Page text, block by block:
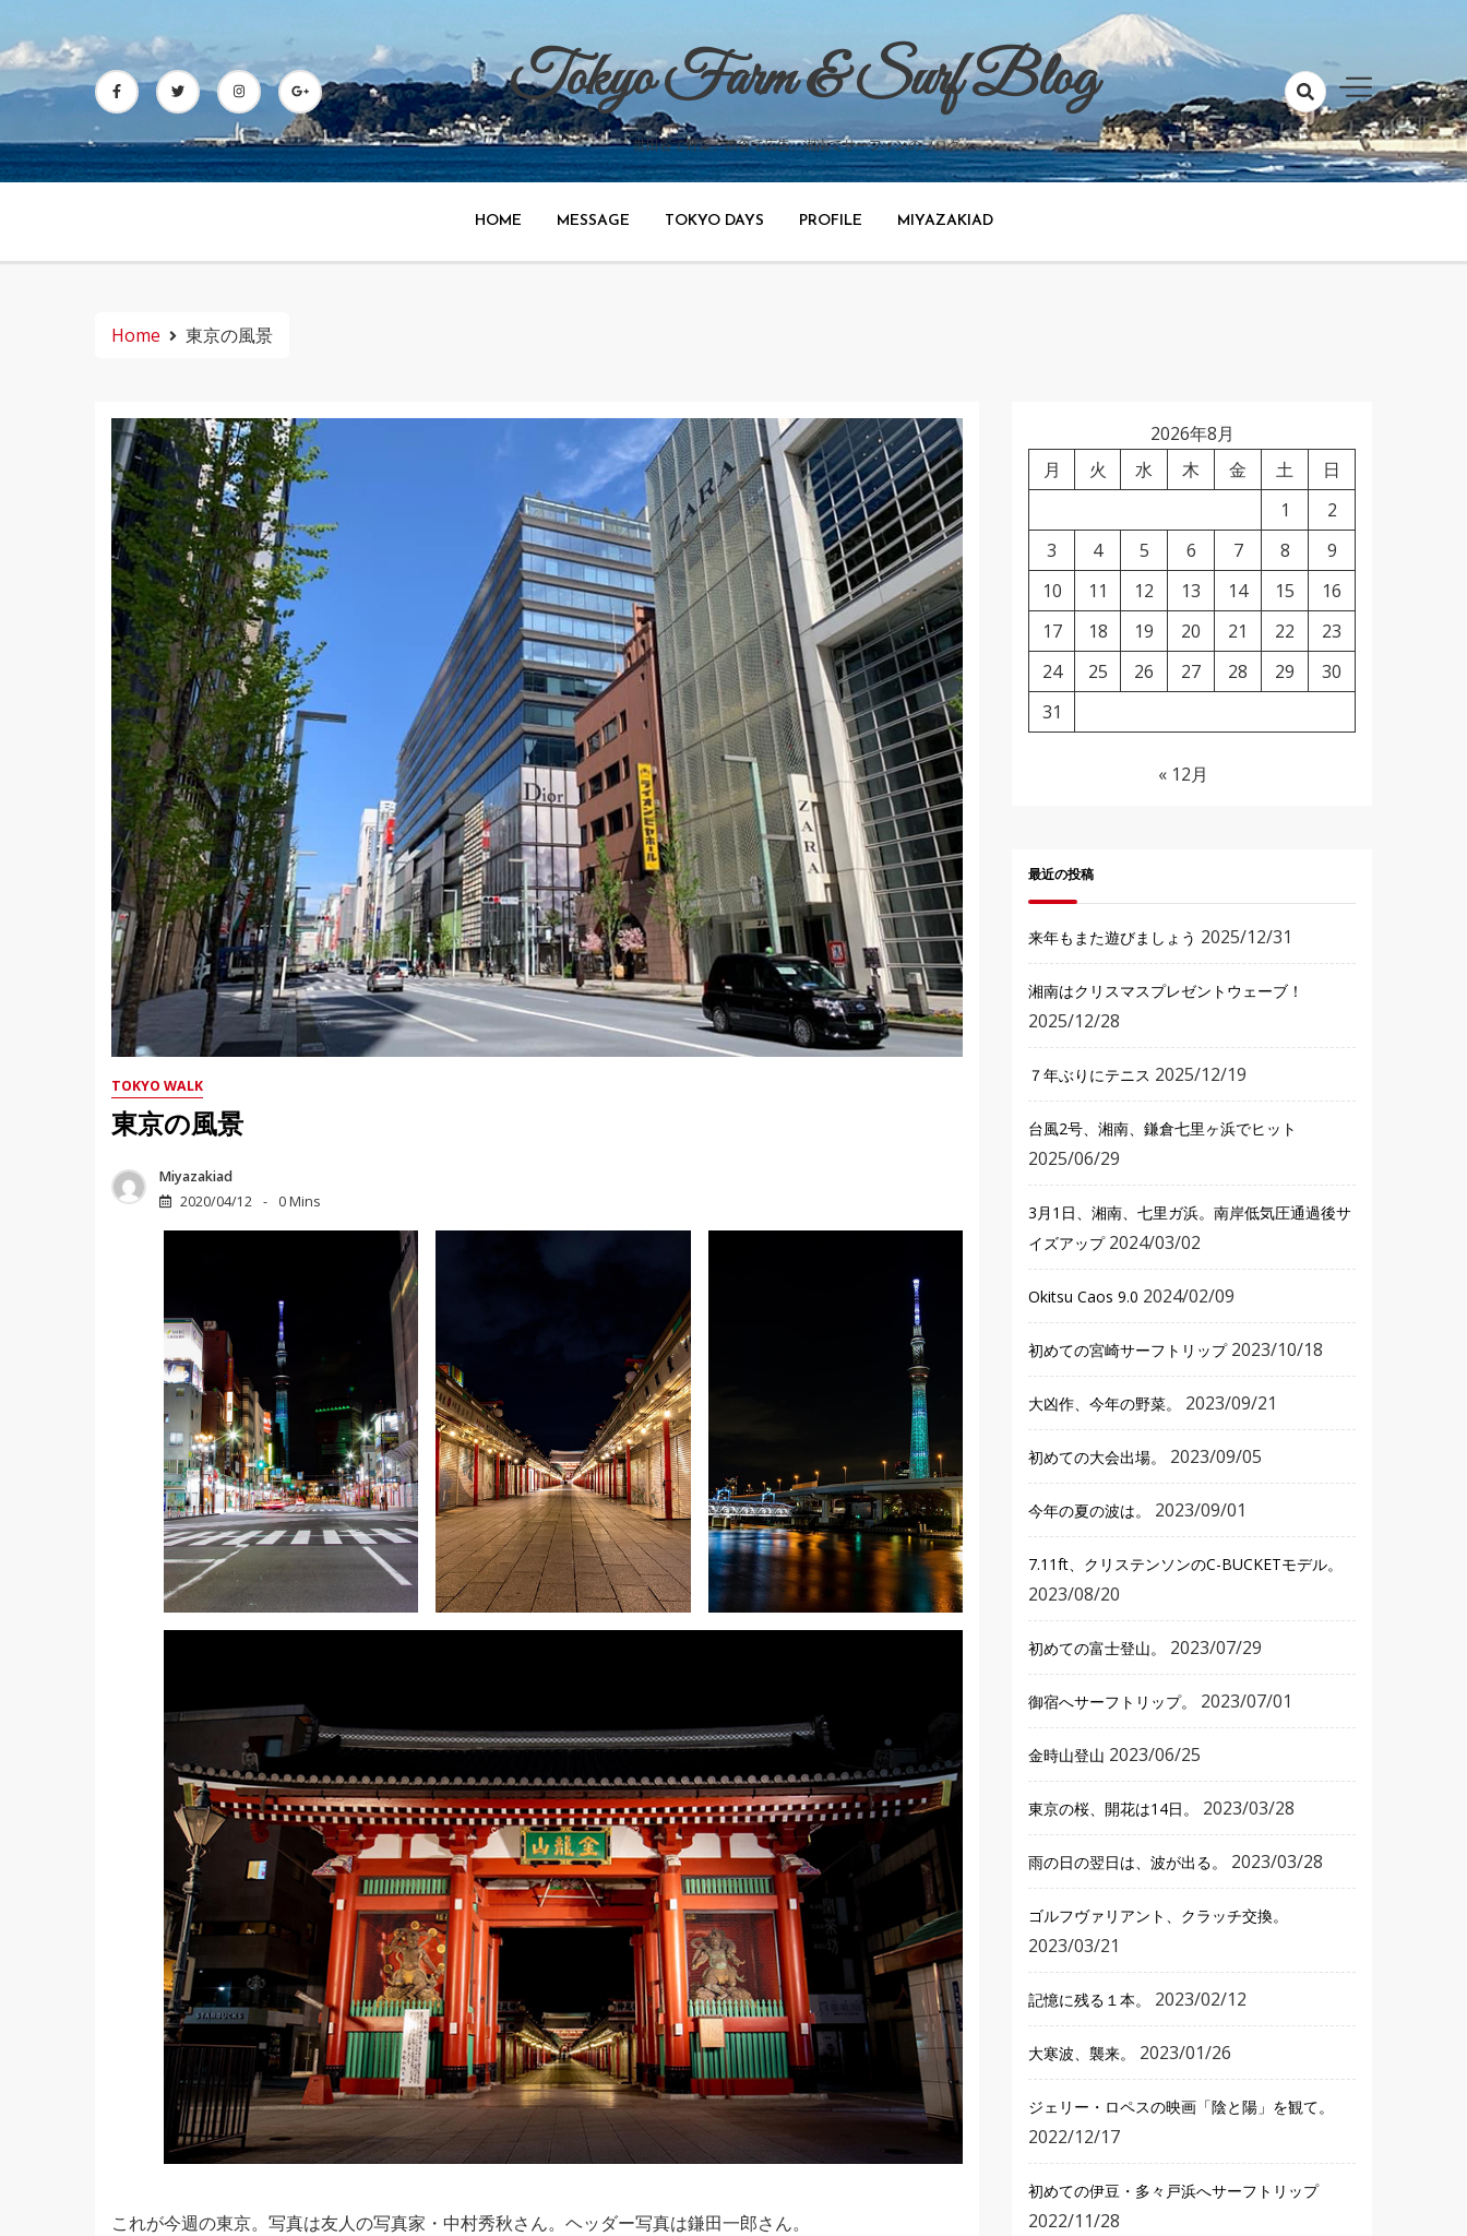
to
content
Tokyo Farm & Surf Blog
世田谷で野菜、渋谷で広告、湘南でサーフィンのブログ。
HOME MESSAGE TOKYO DAYS PROFILE MIYAZAKIAD
Home 東京の風景
TOKYO WALK
東京の風景
Miyazakiad
2020/04/12
0 Mins
これが今週の東京。写真は友人の写真家・中村秀秋さん。ヘッダー写真は鎌田一郎さん。
2026年8月
月
火 水 木 金 土
日
1
2
3
4 5 6 7 8
9
10
11 12 13 14 15
16
17
18 19 20 21 22
23
24
25 26 27 28 29
30
31
« 12月
最近の投稿
来年もまた遊びましょう 2025/12/31
湘南はクリスマスプレゼントウェーブ！
2025/12/28
７年ぶりにテニス 2025/12/19
台風2号、湘南、鎌倉七里ヶ浜でヒット
2025/06/29
3月1日、湘南、七里ガ浜。南岸低気圧通過後サ
イズアップ 2024/03/02
Okitsu Caos 9.0 2024/02/09
初めての宮崎サーフトリップ 2023/10/18
大凶作、今年の野菜。 2023/09/21
初めての大会出場。 2023/09/05
今年の夏の波は。 2023/09/01
7.11ft、クリステンソンのC-BUCKETモデル。
2023/08/20
初めての富士登山。 2023/07/29
御宿へサーフトリップ。 2023/07/01
金時山登山 2023/06/25
東京の桜、開花は14日。 2023/03/28
雨の日の翌日は、波が出る。 2023/03/28
ゴルフヴァリアント、クラッチ交換。
2023/03/21
記憶に残る１本。 2023/02/12
大寒波、襲来。 2023/01/26
ジェリー・ロペスの映画「陰と陽」を観て。
2022/12/17
初めての伊豆・多々戸浜へサーフトリップ
2022/11/28